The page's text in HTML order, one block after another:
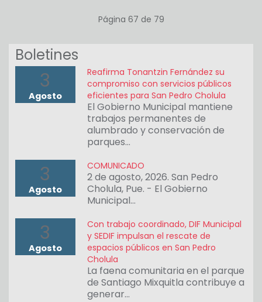
Página 67 de 79
Boletines
3
Agosto
Reafirma Tonantzin Fernández su
compromiso con servicios públicos
eficientes para San Pedro Cholula
El Gobierno Municipal mantiene
trabajos permanentes de
alumbrado y conservación de
parques…
3
Agosto
COMUNICADO
2 de agosto, 2026. San Pedro
Cholula, Pue. - El Gobierno
Municipal…
3
Agosto
Con trabajo coordinado, DIF Municipal
y SEDIF impulsan el rescate de
espacios públicos en San Pedro
Cholula
La faena comunitaria en el parque
de Santiago Mixquitla contribuye a
generar…